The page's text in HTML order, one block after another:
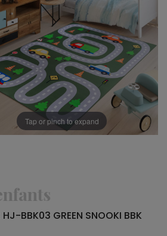
Tap or pinch to expand
BBK03 GREEN SNOOKI BBK